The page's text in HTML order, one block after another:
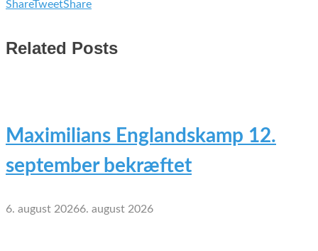
ShareTweetShare
Related Posts
Maximilians Englandskamp 12.
september bekræftet
6. august 20266. august 2026